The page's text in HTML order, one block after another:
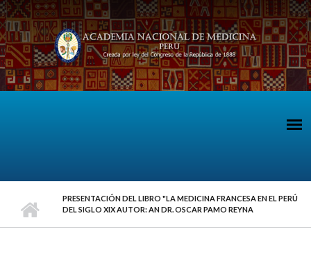
Pasar al contenido principal
PRESENTACIÓN DEL LIBRO "LA MEDICINA FRANCESA EN EL PERÚ
DEL SIGLO XIX AUTOR: AN DR. OSCAR PAMO REYNA